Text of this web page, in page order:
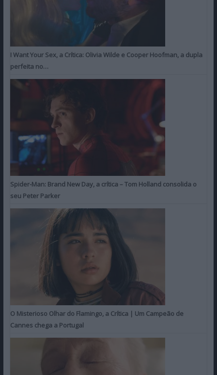
I Want Your Sex, a Crítica: Olivia Wilde e Cooper Hoofman, a dupla
perfeita no…
Spider-Man: Brand New Day, a crítica – Tom Holland consolida o
seu Peter Parker
O Misterioso Olhar do Flamingo, a Crítica | Um Campeão de
Cannes chega a Portugal